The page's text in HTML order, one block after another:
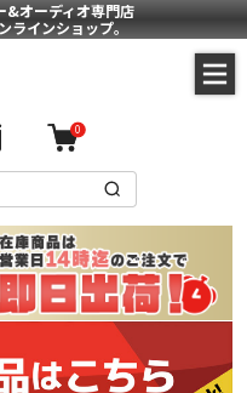
&オーディオ専門店
ラインショップ。
0